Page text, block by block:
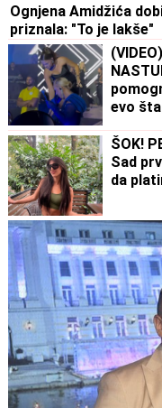
Ognjena Amidžića
priznala: "To je lakše"
evo
ŠOK!
Sad
da